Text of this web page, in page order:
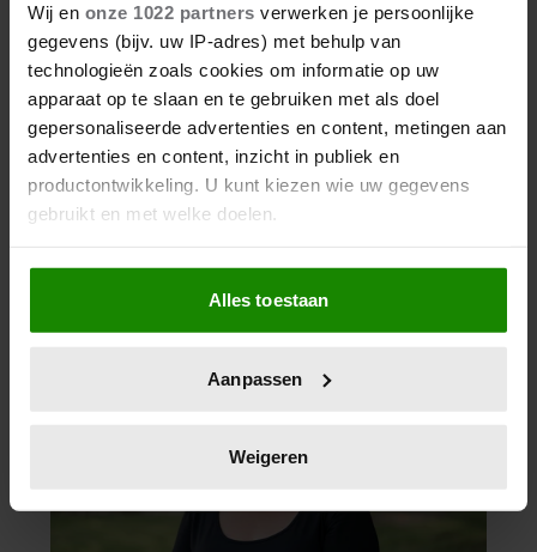
Wij en onze 1022 partners verwerken je persoonlijke
gegevens (bijv. uw IP-adres) met behulp van
technologieën zoals cookies om informatie op uw
apparaat op te slaan en te gebruiken met als doel
gepersonaliseerde advertenties en content, metingen aan
advertenties en content, inzicht in publiek en
productontwikkeling. U kunt kiezen wie uw gegevens
gebruikt en met welke doelen.
Als u het toestaat, willen we ook graag:
Informatie verzamelen over uw geografische
locatie, die tot een paar meter nauwkeurig kan zijn
scannen op specifieke eigenschappen (fingerprinting)
verwerkt en stel uw voorkeuren in het
intrekken in de Cookieverklaring.
Alles toestaan
Aanpassen
Weigeren